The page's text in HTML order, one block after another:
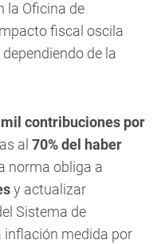
la Oficina de
fiscal oscila
dependiendo de la
contribuciones por
al 70% del haber
norma obliga a
y actualizar
Sistema de
inflación medida por